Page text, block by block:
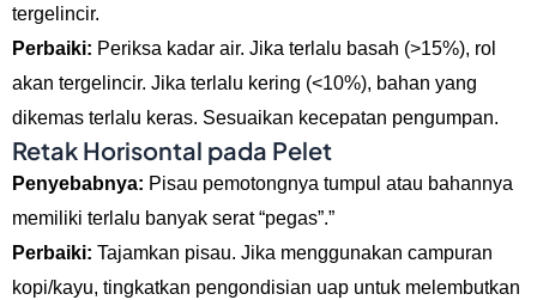
tergelincir.
Perbaiki: Periksa kadar air. Jika terlalu basah (>15%), rol
akan tergelincir. Jika terlalu kering (<10%), bahan yang
dikemas terlalu keras. Sesuaikan kecepatan pengumpan.
Retak Horisontal pada Pelet
Penyebabnya: Pisau pemotongnya tumpul atau bahannya
memiliki terlalu banyak serat “pegas”.”
Perbaiki: Tajamkan pisau. Jika menggunakan campuran
kopi/kayu, tingkatkan pengondisian uap untuk melembutkan